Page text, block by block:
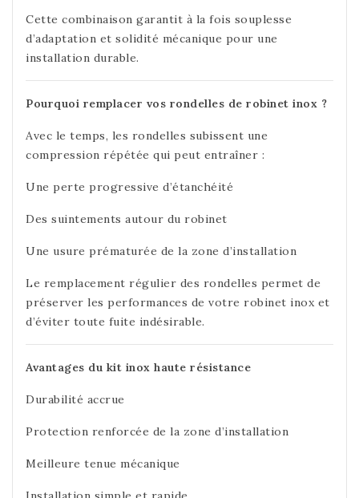
Cette combinaison garantit à la fois souplesse
d’adaptation et solidité mécanique pour une
installation durable.
Pourquoi remplacer vos rondelles de robinet inox ?
Avec le temps, les rondelles subissent une
compression répétée qui peut entraîner :
Une perte progressive d’étanchéité
Des suintements autour du robinet
Une usure prématurée de la zone d’installation
Le remplacement régulier des rondelles permet de
préserver les performances de votre robinet inox et
d’éviter toute fuite indésirable.
Avantages du kit inox haute résistance
Durabilité accrue
Protection renforcée de la zone d’installation
Meilleure tenue mécanique